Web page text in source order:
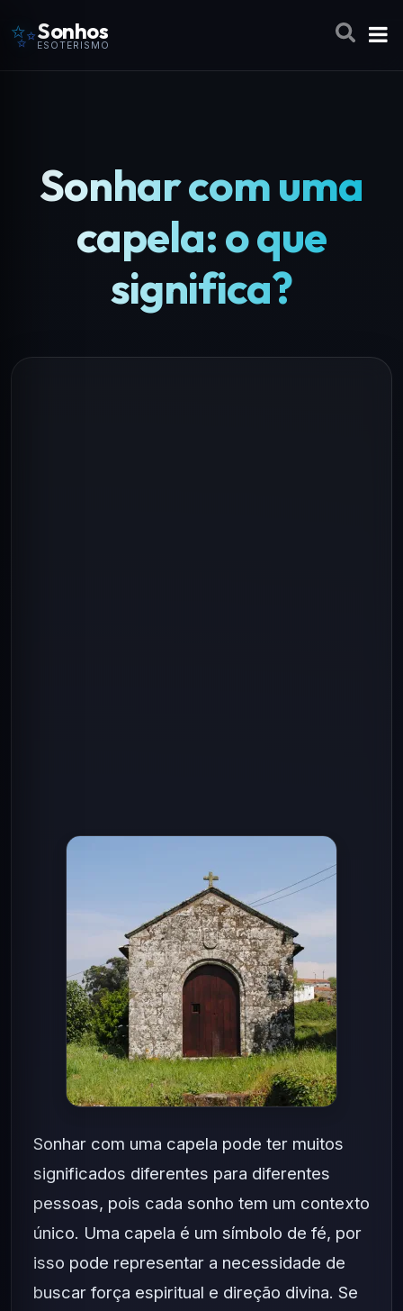
✨Sonhos
ESOTERISMO
Sonhar com uma
capela: o que
significa?
Sonhar com uma capela pode ter muitos
significados diferentes para diferentes
pessoas, pois cada sonho tem um contexto
único. Uma capela é um símbolo de fé, por
isso pode representar a necessidade de
buscar força espiritual e direção divina. Se